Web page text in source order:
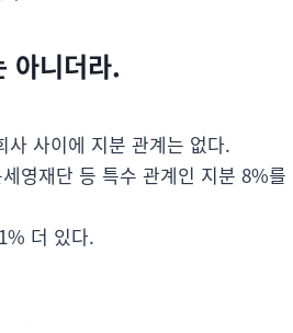
아니더라.
사이에 지분 관계는 없다.
영재단 등 특수 관계인 지분 8%를
더 있다.